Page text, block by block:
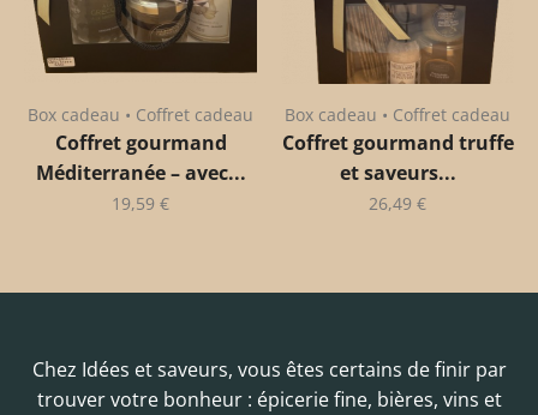
Box cadeau • Coffret cadeau
Coffret gourmand
Méditerranée – avec...
19,59 €
Box cadeau • Coffret cadeau
Coffret gourmand truffe
et saveurs...
26,49 €
Chez Idées et saveurs, vous êtes certains de finir par
trouver votre bonheur : épicerie fine, bières, vins et